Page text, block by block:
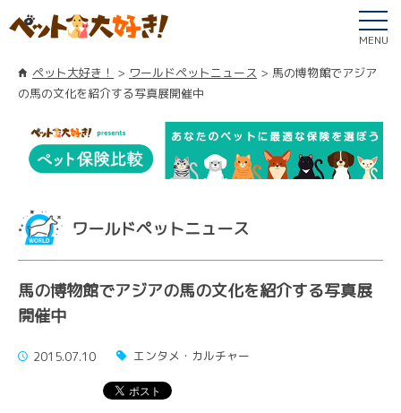
MENU
ペット大好き！ ワールドペットニュース
馬の博物館でアジア
の馬の文化を紹介する写真展開催中
ワールドペットニュース
馬の博物館でアジアの馬の文化を紹介する写真展
開催中
2015.07.10 エンタメ・カルチャー